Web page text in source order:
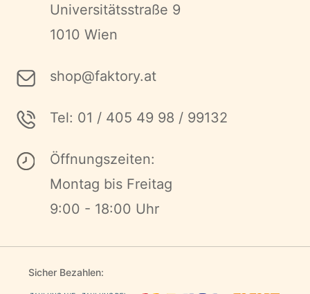
Universitätsstraße 9
1010 Wien
shop@faktory.at
Tel: 01 / 405 49 98 / 99132
Öffnungszeiten:
Montag bis Freitag
9:00 - 18:00 Uhr
Sicher Bezahlen: